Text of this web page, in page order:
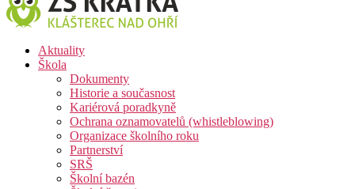
Aktuality
Škola
Dokumenty
Historie a současnost
Kariérová poradkyně
Ochrana oznamovatelů (whistleblowing)
Organizace školního roku
Partnerství
SRŠ
Školní bazén